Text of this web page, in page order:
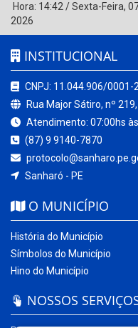
Hora: 14:42/Sexta-Feira,
2026
INSTITUCIONAL
CNPJ: 11.044.906/0001-
Rua Major Sátiro, nº
Atendimento: 07:00hs
(87) 9 9140-7870
Sanharó - PE
O MUNICÍPIO
História do Município
Símbolos do Município
Hino do Município
NOSSOS